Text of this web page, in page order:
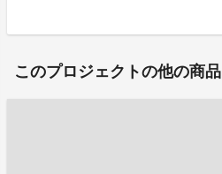
このプロジェクトの他の商品